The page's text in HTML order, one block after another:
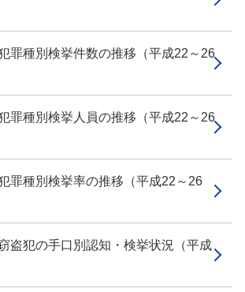
罪種別検挙件数の推移（平成22～26
罪種別検挙人員の推移（平成22～26
罪種別検挙率の推移（平成22～26
盗犯の手口別認知・検挙状況（平成